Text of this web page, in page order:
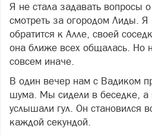
Я не стала задавать вопросы
смотреть за огородом Лиды.
обратится к Алле, своей
она ближе всех общалась. Но
совсем иначе.
В один вечер нам с Вадиком
шума. Мы сидели в беседке, а
услышали гул. Он становился
каждой секундой.